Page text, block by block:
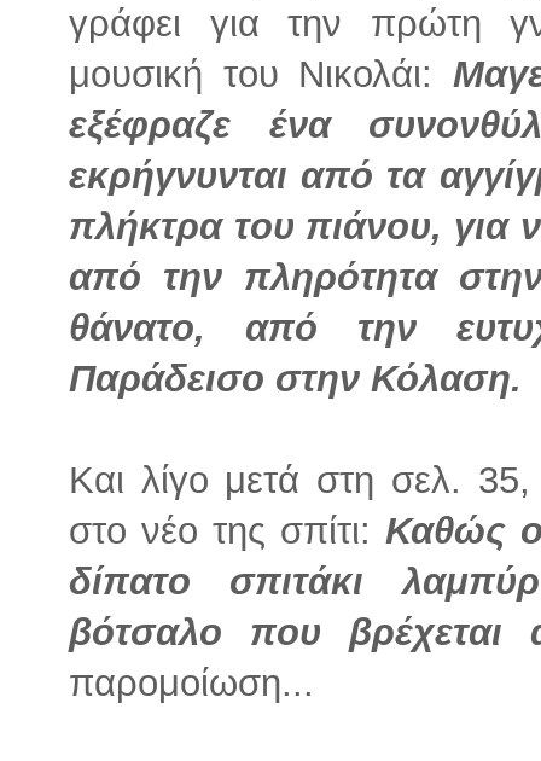
γράφει για την πρώτη
μουσική του Νικολάι:
εξέφραζε ένα
εκρήγνυνται από τα
πλήκτρα του πιάνου,
από την πληρότητα
θάνατο, από την
Παράδεισο στην Κόλαση.
Και λίγο μετά στη σελ.
στο νέο της σπίτι: Καθώς
δίπατο σπιτάκι
βότσαλο που
παρομοίωση...